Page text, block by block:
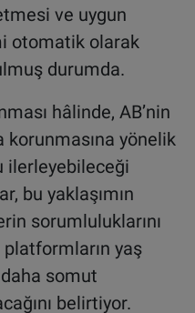
ve uygun
otomatik olarak
durumda.
hâlinde, AB’nin
yönelik
ilerleyebileceği
bu yaklaşımın
sorumluluklarını
yaş
somut
belirtiyor.